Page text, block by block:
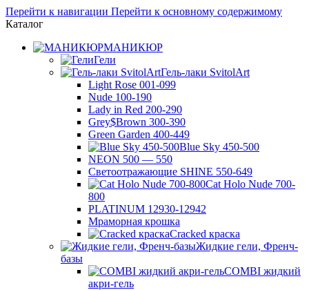
Перейти к навигации Перейти к основному содержимому
Каталог
МАНИКЮР
Гели
Гель-лаки SvitolArt
Light Rose 001-099
Nude 100-190
Lady in Red 200-290
Grey$Brown 300-390
Green Garden 400-449
Blue Sky 450-500
NEON 500 — 550
Светоотражающие SHINE 550-649
Cat Holo Nude 700-
800
PLATINUM 12930-12942
Мраморная крошка
Cracked краска
Жидкие гели, Френч-
базы
COMBI жидкий
акри-гель